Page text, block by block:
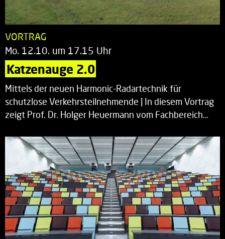
VORTRAG
Mo. 12.10. um 17.15 Uhr
Katzenauge 2.0
Mittels der neuen Harmonic-Radartechnik für
schutzlose Verkehrsteilnehmende | In diesem Vortrag
zeigt Prof. Dr. Holger Heuermann vom Fachbereich…